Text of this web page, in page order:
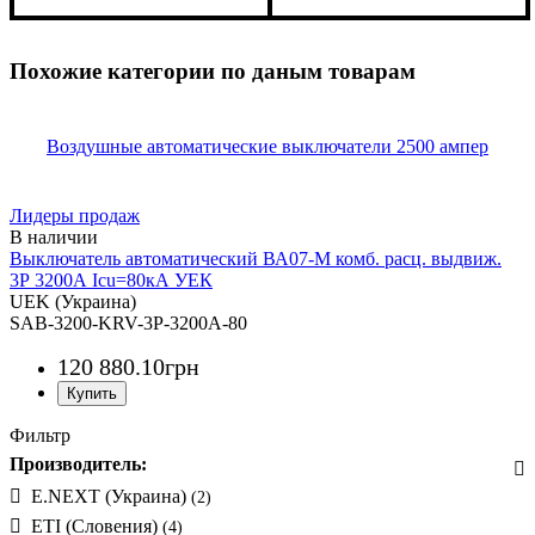
3200
50
3200
85
Похожие категории по даным товарам
Воздушные автоматические выключатели 2500 ампер
Лидеры продаж
Выключатель автоматический ВА07-М комб. расц. выдвиж.
3Р 3200А Icu=80кА УЕК
UEK (Украина)
SAB-3200-KRV-3P-3200A-80
120 880.10грн
Фильтр
Производитель:
E.NEXT (Украина) (2)
ETI (Словения) (4)